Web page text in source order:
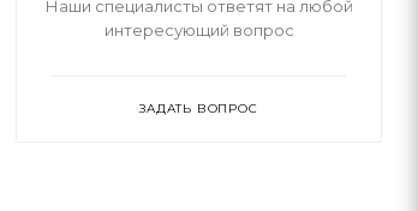
Наши специалисты ответят на любой
интересующий вопрос
ЗАДАТЬ ВОПРОС